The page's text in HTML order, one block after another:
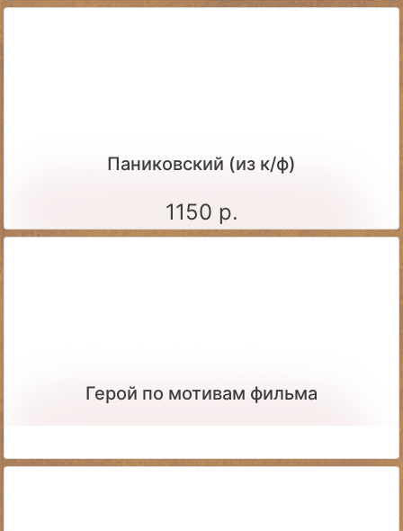
Паниковский (из к/ф)
1150 р.
Герой по мотивам фильма